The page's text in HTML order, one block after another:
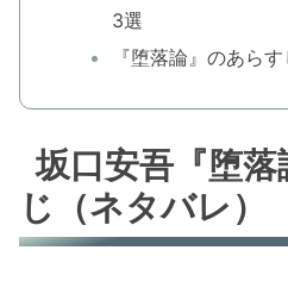
3選
『堕落論』のあら
坂口安吾『堕
じ（ネタバレ）